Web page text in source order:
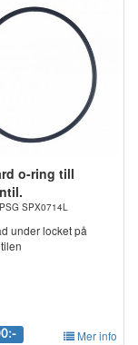
o-ring till
SPX0714L
under locket på
Mer info